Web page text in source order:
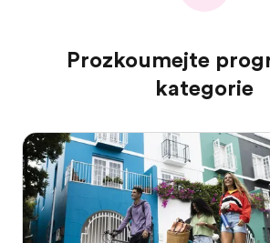
Prozkoumejte
kategorie